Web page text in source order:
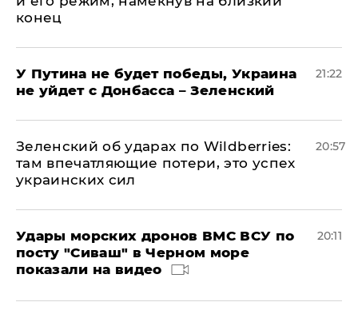
конец
У Путина не будет победы, Украина
не уйдет с Донбасса – Зеленский
21:22
Зеленский об ударах по Wildberries:
там впечатляющие потери, это успех
украинских сил
20:57
Удары морских дронов ВМС ВСУ по
посту "Сиваш" в Черном море
показали на видео
20:11